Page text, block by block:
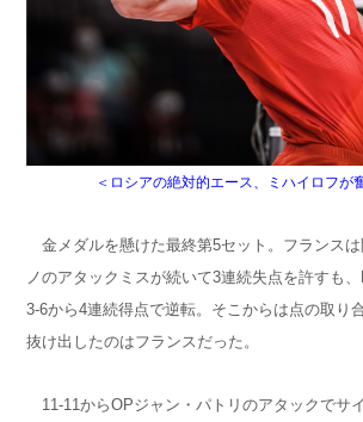
＜ロシアの絶対的エース、ミハイロフが
金メダルを懸けた最終第5セット。フランス
ノのアタックミスが続いて3連続失点を許すも、
3-6から4連続得点で逆転。そこからは点の取り
抜け出したのはフランスだった。
11-11からOPジャン・パトリのアタックでサ